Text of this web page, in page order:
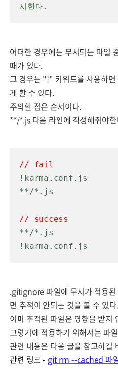
시한다.
어떠한 경우에는 무시되는 파일
때가 있다.
그 경우는 "!" 키워드를 사용하
게 할 수 있다.
주의할 점은 순서이다.
**/*.js 다음 라인에 작성해줘야
// fail
!karma.conf.js
**/*.js
// success
**/*.js
!karma.conf.js
.gitignore 파일에 무시가 적용
면 추적이 안되는 것을 볼 수 있다.
이미 추적된 파일은 영향을 받지
그렇기에 적용하기 위해서는 파
관련 내용은 다음 글을 참고하길
관련 링크 - git rm --cached 파